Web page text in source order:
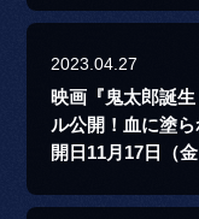
2023.04.27
映画『鬼太郎誕
ル公開！血に塗
開日11月17日（